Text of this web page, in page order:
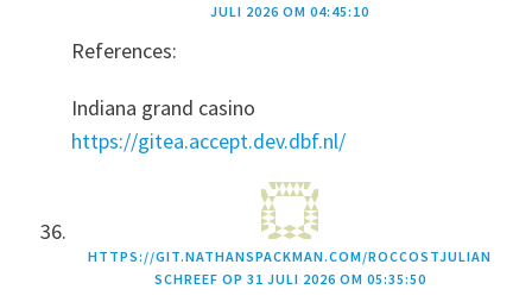
JULI 2026 OM 04:45:10
References:
Indiana grand casino
https://gitea.accept.dev.dbf.nl/
HTTPS://GIT.NATHANSPACKMAN.COM/ROCCOSTJULIAN
SCHREEF OP 31 JULI 2026 OM 05:35:50